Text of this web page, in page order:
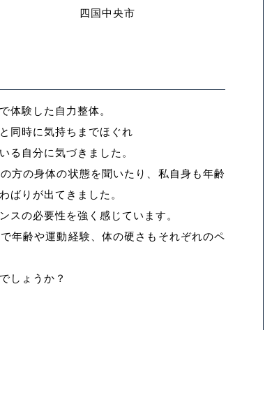
四国中央市
体験した自力整体。
同時に気持ちまでほぐれ
る自分に気づきました。
方の身体の状態を聞いたり、私自身も年齢
ばりが出てきました。
スの必要性を強く感じています。
年齢や運動経験、体の硬さもそれぞれのペ
しょうか？